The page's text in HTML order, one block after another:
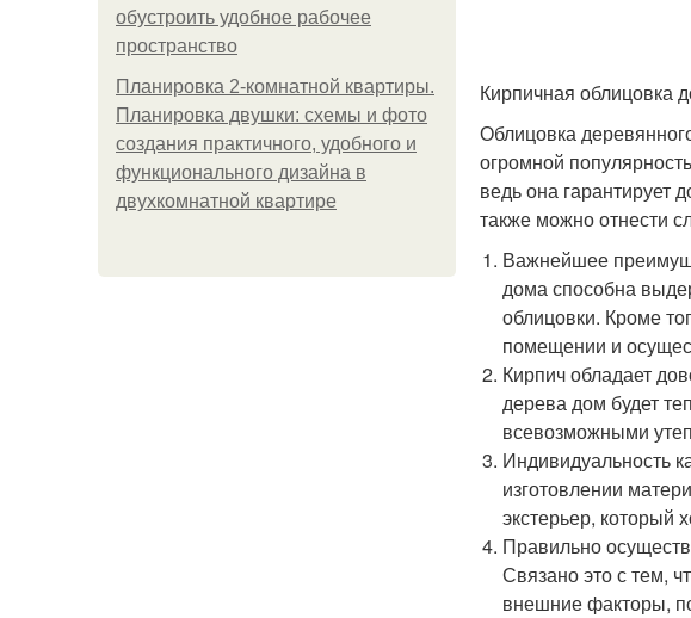
обустроить удобное рабочее
пространство
Планировка 2-комнатной квартиры.
Планировка двушки: схемы и фото
создания практичного, удобного и
функционального дизайна в
двухкомнатной квартире
Кирпичная облицовка
Облицовка
огромной
ведь она гарантирует
также можно отнести
Важнейшее
дома способна
облицовки. Кроме
помещении и
Кирпич обладает
дерева дом будет
всевозможными
Индивидуальность
изготовлении
экстерьер, который
Правильно
Связано это с тем,
внешние факторы,